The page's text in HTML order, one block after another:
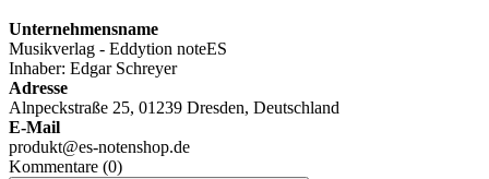
Unternehmensname
Musikverlag - Eddytion noteES
Inhaber: Edgar Schreyer
Adresse
Alnpeckstraße 25, 01239 Dresden, Deutschland
E-Mail
produkt@es-notenshop.de
Kommentare (0)